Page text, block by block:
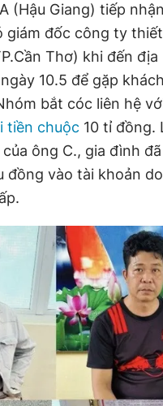
điện thoại
Liên hệ quảng cáo
RSS Tòa soạn
Ngọc Toàn
trực: Hải Thành
Hiếu Dũng
Việt Hưng
Đức Trung
110/GP - BTTTT cấp ngày
thuộc về Báo Thanh Niên.
nếu không có sự chấp
(Hậu Giang) tiếp
giám đốc công ty
Thơ) khi đến địa
10.5 để gặp
bắt cóc liên hệ
tiền chuộc 10 tỉ đồng.
ông C., gia đình
đồng vào tài khoản